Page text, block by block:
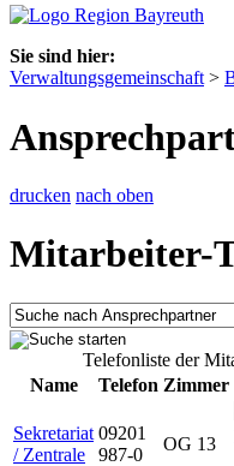
Sie sind hier:
Verwaltungsgemeinschaft >
drucken nach oben
Mitarbeiter-
Telefonliste der
Name
Telefon Zimmer
Sekretariat
/ Zentrale
09201
987-0
OG 13